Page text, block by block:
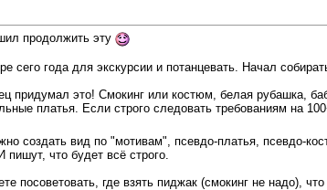
продолжить эту
сего года для экскурсии и потанцевать. Начал
придумал это! Смокинг или костюм, белая рубашка,
платья. Если строго следовать требованиям на
создать вид по "мотивам", псевдо-платья, псевдо-
пишут, что будет всё строго.
посоветовать, где взять пиджак (смокинг не надо),